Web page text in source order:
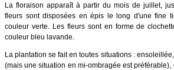
La floraison apparaît à partir du mois de juillet,
fleurs sont disposées en épis le long d'une fine
couleur verte. Les fleurs sont en forme de
couleur bleu lavande.
La plantation se fait en toutes situations :
(mais une situation en mi-ombragée est